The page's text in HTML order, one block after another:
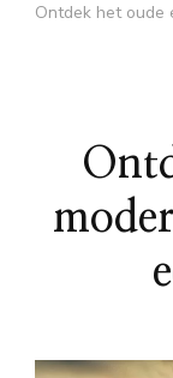
Ontdek het oude